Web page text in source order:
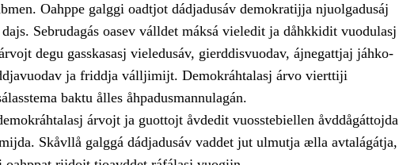
Oahppe galggi oadtjot dádjadusáv demokratijja njuolgadusáj
Sebrudagás oasev válldet máksá vieledit ja dåhkkidit vuodulasj
degu gasskasasj vieledusáv, gierddisvuodav, ájnegattjaj jáhko-
ja friddja válljimijt. Demokráhtalasj árvo vierttiji
baktu ålles åhpadusmannulagán.
árvojt ja guottojt åvdedit vuosstebiellen åvddågáttojda
Skåvllå galggá dádjadusáv vaddet jut ulmutja ælla avtalágátja,